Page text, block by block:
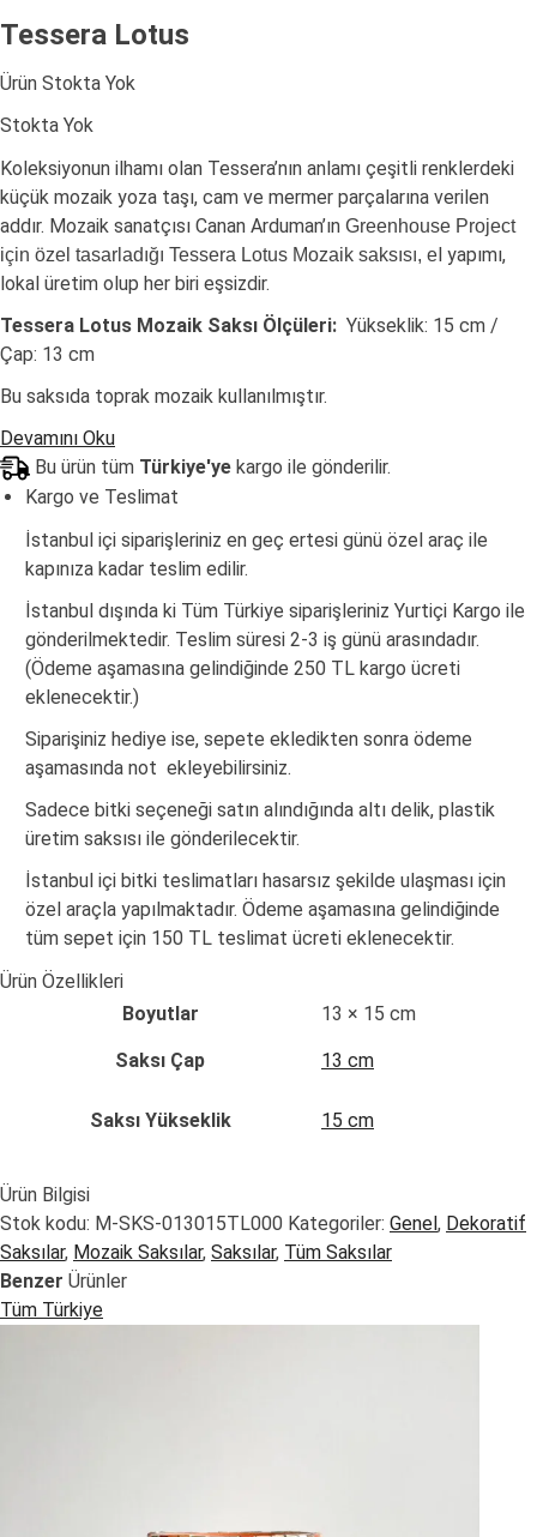
Tessera Lotus
Ürün Stokta Yok
Stokta Yok
Koleksiyonun ilhamı olan Tessera’nın anlamı çeşitli renklerdeki
küçük mozaik yoza taşı, cam ve mermer parçalarına verilen
addır. Mozaik sanatçısı Canan Arduman’ın Greenhouse Project
için özel tasarladığı Tessera Lotus Mozaik saksısı, el yapımı,
lokal üretim olup her biri eşsizdir.
Tessera Lotus Mozaik Saksı Ölçüleri: Yükseklik: 15 cm /
Çap: 13 cm
Bu saksıda toprak mozaik kullanılmıştır.
Devamını Oku
Bu ürün tüm Türkiye'ye kargo ile gönderilir.
Kargo ve Teslimat
İstanbul içi siparişleriniz en geç ertesi günü özel araç ile
kapınıza kadar teslim edilir.
İstanbul dışında ki Tüm Türkiye siparişleriniz Yurtiçi Kargo ile
gönderilmektedir. Teslim süresi 2-3 iş günü arasındadır.
(Ödeme aşamasına gelindiğinde 250 TL kargo ücreti
eklenecektir.)
Siparişiniz hediye ise, sepete ekledikten sonra ödeme
aşamasında not ekleyebilirsiniz.
Sadece bitki seçeneği satın alındığında altı delik, plastik
üretim saksısı ile gönderilecektir.
İstanbul içi bitki teslimatları hasarsız şekilde ulaşması için
özel araçla yapılmaktadır. Ödeme aşamasına gelindiğinde
tüm sepet için 150 TL teslimat ücreti eklenecektir.
Ürün Özellikleri
Boyutlar
13 × 15 cm
Saksı Çap 13 cm
Saksı Yükseklik 15 cm
Ürün Bilgisi
Stok kodu: M-SKS-013015TL000 Kategoriler: Genel, Dekoratif
Saksılar, Mozaik Saksılar, Saksılar, Tüm Saksılar
Benzer Ürünler
Tüm Türkiye